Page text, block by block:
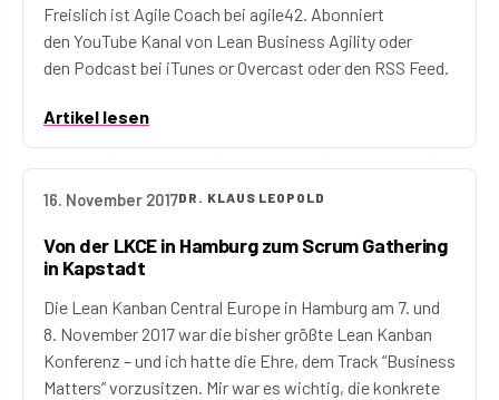
Freislich ist Agile Coach bei agile42. Abonniert
den YouTube Kanal von Lean Business Agility oder
den Podcast bei iTunes or Overcast oder den RSS Feed.
Artikel lesen
16. November 2017DR. KLAUS LEOPOLD
Von der LKCE in Hamburg zum Scrum Gathering
in Kapstadt
Die Lean Kanban Central Europe in Hamburg am 7. und
8. November 2017 war die bisher größte Lean Kanban
Konferenz – und ich hatte die Ehre, dem Track “Business
Matters” vorzusitzen. Mir war es wichtig, die konkrete